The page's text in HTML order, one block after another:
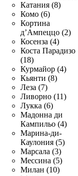
Катания (8)
Комо (6)
Кортина
д’Ампеццо (2)
Косенза (4)
Коста Парадизо
(18)
Курмайор (4)
Кьянти (8)
Леза (7)
Ливорно (11)
Лукка (6)
Мадонна ди
Кампильо (4)
Марина-ди-
Каулония (5)
Марсала (3)
Мессина (5)
Милан (10)